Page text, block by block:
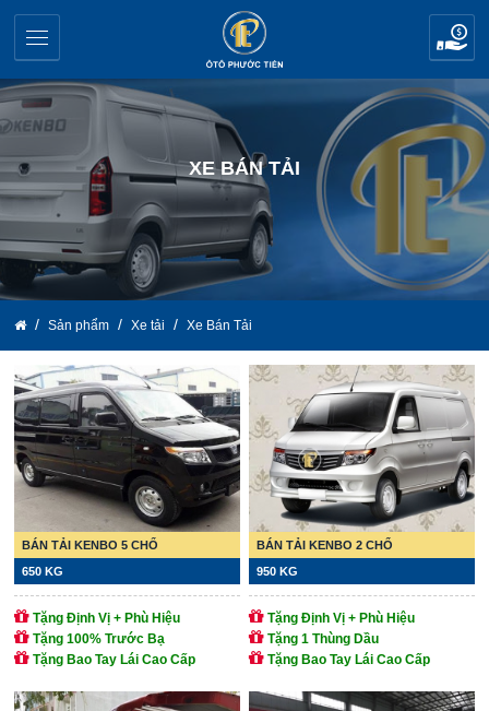
XE BÁN TẢI
Sản phẩm Xe tải Xe Bán Tải
BÁN TẢI KENBO 5 CHỔ
650 KG
Tặng Định Vị + Phù Hiệu
Tặng 100% Trước Bạ
Tặng Bao Tay Lái Cao Cấp
BÁN TẢI KENBO 2 CHỔ
950 KG
Tặng Định Vị + Phù Hiệu
Tặng 1 Thùng Dầu
Tặng Bao Tay Lái Cao Cấp